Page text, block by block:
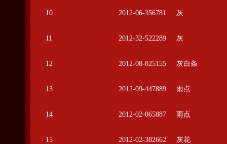
10 2012-06-356781 灰
11 2012-32-522289 灰
12 2012-08-025155 灰白条
13 2012-09-447889 雨点
14 2012-02-065887 雨点
15 2012-02-382662 灰花